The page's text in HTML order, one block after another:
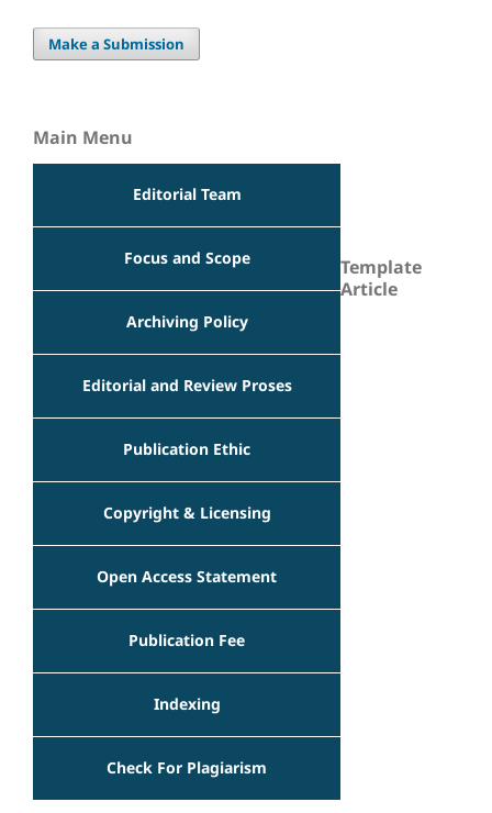
Make a Submission
Main Menu
Editorial Team
Focus and Scope
Archiving Policy
Editorial and Review Proses
Publication Ethic
Copyright & Licensing
Open Access Statement
Publication Fee
Indexing
Check For Plagiarism
Template
Article